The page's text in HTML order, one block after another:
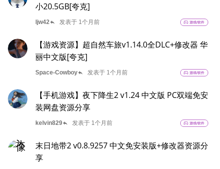
小20.5GB[夸克]
ljw42reply 发表于 1个月前 sports_esports 游戏/软件
【游戏资源】超自然车旅v1.14.0全DLC+修改器 华
丽中文版[夸克]
Space-Cowboyreply 发表于 1个月前 sports_esports 游戏/软件
【手机游戏】夜下降生2 v1.24 中文版 PC双端免安
装网盘资源分享
kelvin829reply 发表于 1个月前 sports_esports 游戏/软件
末日地带2 v0.8.9257 中文免安装版+修改器资源分
享